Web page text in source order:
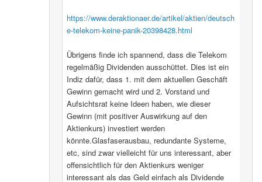
https://www.deraktionaer.de/artikel/aktien/deutsch
e-telekom-keine-panik-20398428.html
Übrigens finde ich spannend, dass die Telekom
regelmäßig Dividenden ausschüttet. Dies ist ein
Indiz dafür, dass 1. mit dem aktuellen Geschäft
Gewinn gemacht wird und 2. Vorstand und
Aufsichtsrat keine Ideen haben, wie dieser
Gewinn (mit positiver Auswirkung auf den
Aktienkurs) investiert werden
könnte.Glasfaserausbau, redundante Systeme,
etc, sind zwar vielleicht für uns interessant, aber
offensichtlich für den Aktienkurs weniger
interessant als das Geld einfach als Dividende